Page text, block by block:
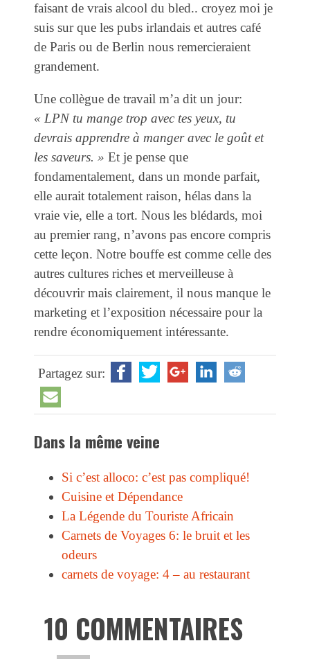
faisant de vrais alcool du bled.. croyez moi je
suis sur que les pubs irlandais et autres café
de Paris ou de Berlin nous remercieraient
grandement.
Une collègue de travail m’a dit un jour:
« LPN tu mange trop avec tes yeux, tu
devrais apprendre à manger avec le goût et
les saveurs. » Et je pense que
fondamentalement, dans un monde parfait,
elle aurait totalement raison, hélas dans la
vraie vie, elle a tort. Nous les blédards, moi
au premier rang, n’avons pas encore compris
cette leçon. Notre bouffe est comme celle des
autres cultures riches et merveilleuse à
découvrir mais clairement, il nous manque le
marketing et l’exposition nécessaire pour la
rendre économiquement intéressante.
Partagez sur:
Dans la même veine
Si c’est alloco: c’est pas compliqué!
Cuisine et Dépendance
La Légende du Touriste Africain
Carnets de Voyages 6: le bruit et les
odeurs
carnets de voyage: 4 – au restaurant
10 COMMENTAIRES